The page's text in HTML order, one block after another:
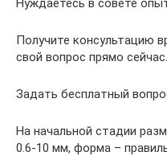
Получите консультацию
свой вопрос прямо сейчас.
Задать бесплатный
На начальной стадии
0.6-10 мм, форма –